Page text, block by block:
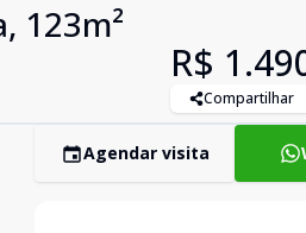
123m²
R$
Compartilhar
Agendar visita